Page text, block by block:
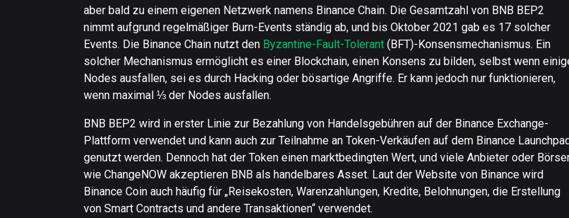
aber bald zu einem eigenen Netzwerk namens Binance Chain. Die Gesamtzahl von BNB BEP2
nimmt aufgrund regelmäßiger Burn-Events ständig ab, und bis Oktober 2021 gab es 17 solcher
Events. Die Binance Chain nutzt den Byzantine-Fault-Tolerant (BFT)-Konsensmechanismus. Ein
solcher Mechanismus ermöglicht es einer Blockchain, einen Konsens zu bilden, selbst wenn
Nodes ausfallen, sei es durch Hacking oder bösartige Angriffe. Er kann jedoch nur funktionieren,
wenn maximal ⅓ der Nodes ausfallen.
BNB BEP2 wird in erster Linie zur Bezahlung von Handelsgebühren auf der Binance Exchange-
Plattform verwendet und kann auch zur Teilnahme an Token-Verkäufen auf dem Binance
genutzt werden. Dennoch hat der Token einen marktbedingten Wert, und viele Anbieter oder
wie ChangeNOW akzeptieren BNB als handelbares Asset. Laut der Website von Binance wird
Binance Coin auch häufig für „Reisekosten, Warenzahlungen, Kredite, Belohnungen, die Erstellung
von Smart Contracts und andere Transaktionen“ verwendet.